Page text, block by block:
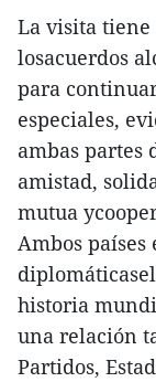
La visita
losacuerdos
para
especiales,
ambas partes
amistad,
mutua
Ambos
historia
una relación
Partidos,